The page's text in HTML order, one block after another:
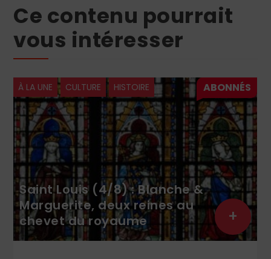
Ce contenu pourrait
vous intéresser
À LA UNE CULTURE HISTOIRE
Saint Louis (4/8) : Blanche &
Marguerite, deux reines au
chevet du royaume
+